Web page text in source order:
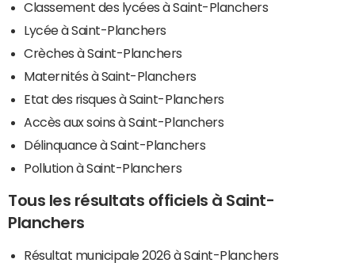
Classement des lycées à Saint-Planchers
Lycée à Saint-Planchers
Crèches à Saint-Planchers
Maternités à Saint-Planchers
Etat des risques à Saint-Planchers
Accès aux soins à Saint-Planchers
Délinquance à Saint-Planchers
Pollution à Saint-Planchers
Tous les résultats officiels à Saint-
Planchers
Résultat municipale 2026 à Saint-Planchers